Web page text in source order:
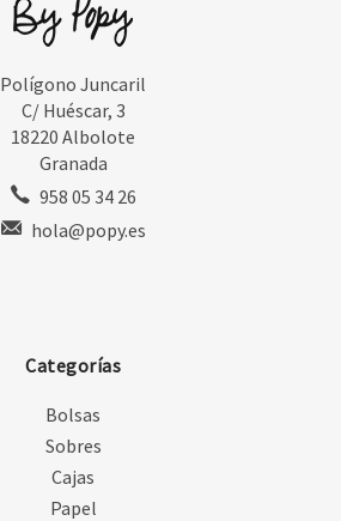
Polígono Juncaril
C/ Huéscar, 3
18220 Albolote
Granada
958 05 34 26
hola@popy.es
Categorías
Bolsas
Sobres
Cajas
Papel